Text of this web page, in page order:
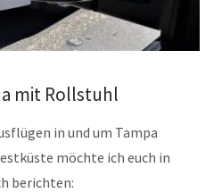
mit Rollstuhl
in und um Tampa
möchte ich euch in
berichten: